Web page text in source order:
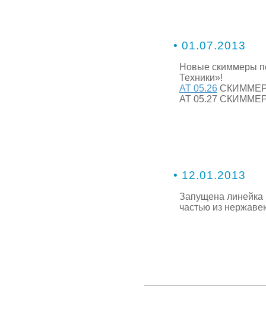
• 01.07.2013
Новые скиммеры
Техники»!
АТ 05.26 СКИММЕР
АТ 05.27 СКИММЕР
• 12.01.2013
Запущена линейка
частью из